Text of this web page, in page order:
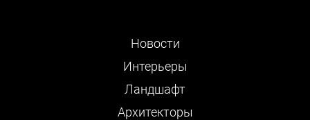
Новости
Интерьеры
Ландшафт
Архитекторы